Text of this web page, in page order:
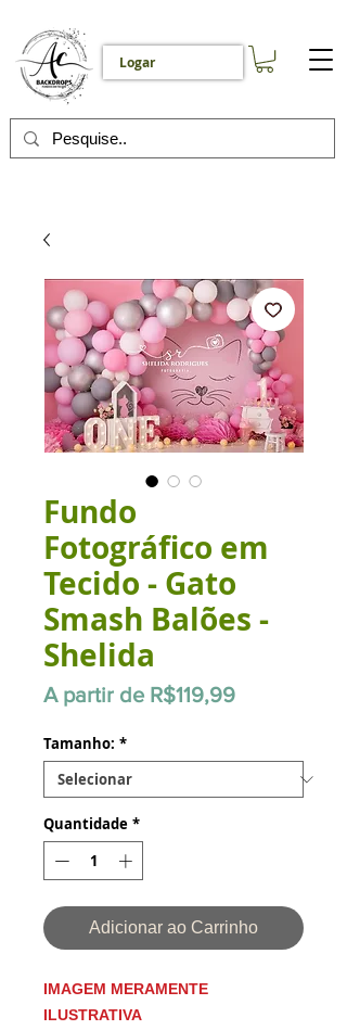
Logar
Fundo
Fotográfico em
Tecido - Gato
Smash Balões -
Shelida
A partir de R$119,99Preço
Tamanho: *
Quantidade *
Adicionar ao Carrinho
IMAGEM MERAMENTE
ILUSTRATIVA